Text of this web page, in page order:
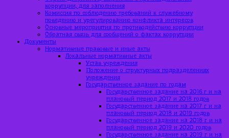
коррупции, для заполнения
Комиссия по соблюдению требований к служебному
поведению и урегулированию конфликта интересов
Основные мероприятия по противодействию коррупции
Обратная связь для сообщений о фактах коррупции
Документы
Нормативные правовые и иные акты
Локальные нормативные акты
Устав учреждения
Положение о структурных подразделениях
учреждения
Государственное задание по годам
Государственное задание на 2016 г и на
плановый период 2017 и 2018 годов
Государственное задание на 2017 г и на
плановый период 2018 и 2019 годов
Государственное задание на 2018 г и на
плановый период 2019 и 2020 годов
Государственное задание на 2019 г и на